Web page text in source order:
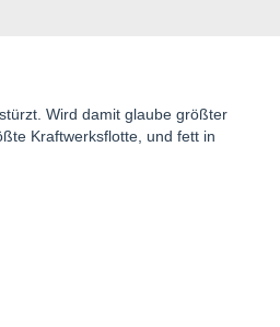
Wird damit glaube größter
Kraftwerksflotte, und fett in